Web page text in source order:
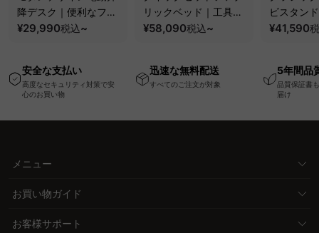
降デスク｜便利なフッ
ク・コンセント・
ー機能搭載ワークデス
ク
¥29,990税込~
リックベッド｜工具不
要で組み立てられるク
¥58,090税込~
ビスタン
100kgの
¥41,590
安全な支払い
高度なセキュリティ対策で安
心のお買い物
迅速な無料配送
すべてのご注文が対象
5年間品
品質保証書
届け
メニュー
お買い物ガイド
お客様サポート